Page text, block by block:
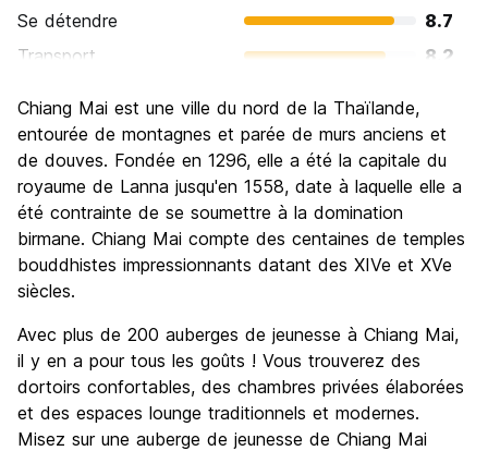
Se détendre
8.7
Transport
8.2
Culture
9.0
Sortir le soir / faire la fête
7.8
Bonnes affaires
9.1
Chiang Mai est une ville du nord de la Thaïlande,
entourée de montagnes et parée de murs anciens et
de douves. Fondée en 1296, elle a été la capitale du
royaume de Lanna jusqu'en 1558, date à laquelle elle a
été contrainte de se soumettre à la domination
birmane. Chiang Mai compte des centaines de temples
bouddhistes impressionnants datant des XIVe et XVe
siècles.
Avec plus de 200 auberges de jeunesse à Chiang Mai,
il y en a pour tous les goûts ! Vous trouverez des
dortoirs confortables, des chambres privées élaborées
et des espaces lounge traditionnels et modernes.
Misez sur une auberge de jeunesse de Chiang Mai